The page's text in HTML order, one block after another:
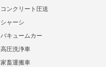
コンクリート圧送
シャーシ
バキュームカー
高圧洗浄車
家畜運搬車